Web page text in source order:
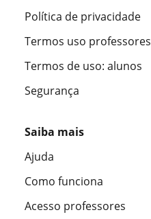
Política de privacidade
Termos uso professores
Termos de uso: alunos
Segurança
Saiba mais
Ajuda
Como funciona
Acesso professores